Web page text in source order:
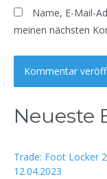
Name, E-Mail-
meinen nächsten
Neueste
Trade: Foot Locker
12.04.2023